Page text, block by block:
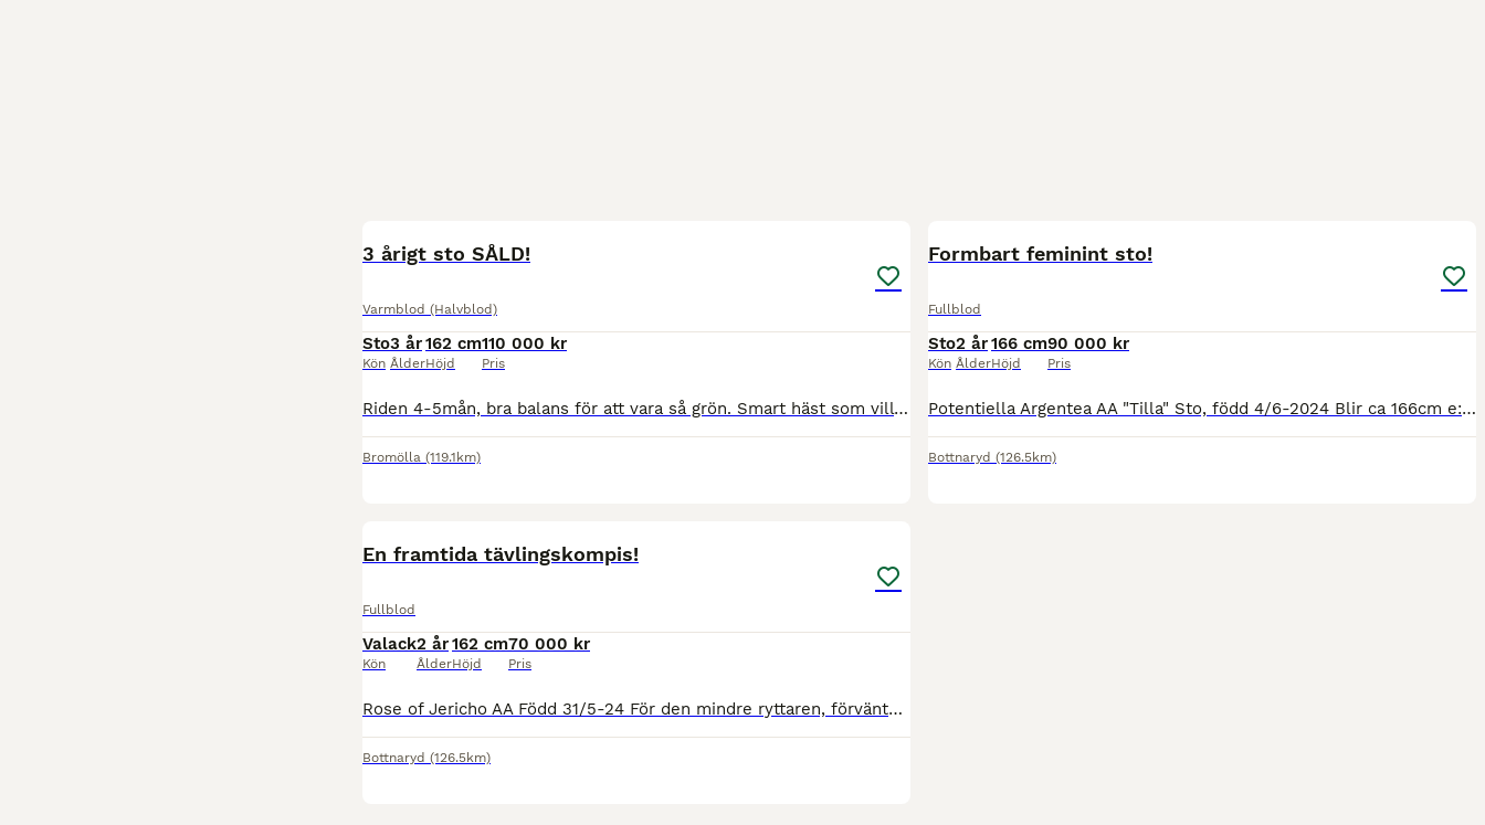
3 årigt sto SÅLD!
Varmblod (Halvblod)
Sto
Kön
3 år
Ålder
162 cm
Höjd
110 000 kr
Pris
Riden 4-5mån, bra balans för att vara så grön. Smart häst som vill göra rätt. Mycket power o utstrålning. Passar dig som vill ha en framtida tävlingshäst i valfri kategori. Kommer gå 3-års test på sön
Bromölla (119.1km)
Formbart feminint sto!
Fullblod
Sto
Kön
2 år
Ålder
166 cm
Höjd
90 000 kr
Pris
Potentiella Argentea AA "Tilla" Sto, född 4/6-2024 Blir ca 166cm e: CB Fragandi in Blue AA - Fango in Blue AA - Canterbury - Business AA u: Pasjona AA - Harpun AA (Askar AA) - Plonsk AA Bra exteriör
Bottnaryd (126.5km)
En framtida tävlingskompis!
Fullblod
Valack
Kön
2 år
Ålder
162 cm
Höjd
70 000 kr
Pris
Rose of Jericho AA Född 31/5-24 För den mindre ryttaren, förväntad mankhöjd ca 162cm. e: Candide (Swb) (Kannan - Jaguar Mail - Wolfgang) u: TW Rosa Bella AA (Fango in Blue AA - Casper NPA - Enrico AA)
Bottnaryd (126.5km)